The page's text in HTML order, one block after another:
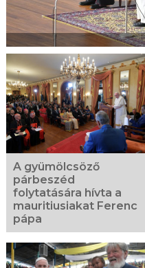
A gyümölcsöző
párbeszéd
folytatására hívta a
mauritiusiakat Ferenc
pápa